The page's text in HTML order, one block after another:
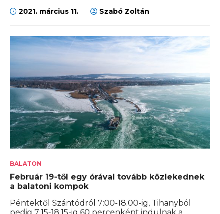
2021. március 11. Szabó Zoltán
BALATON
Február 19-től egy órával tovább közlekednek
a balatoni kompok
Péntektől Szántódról 7:00-18.00-ig, Tihanyból